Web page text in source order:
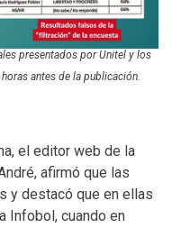
presentados por Unitel y los
antes de la publicación.
el editor web de la
afirmó que las
y destacó que en ellas
Infobol, cuando en